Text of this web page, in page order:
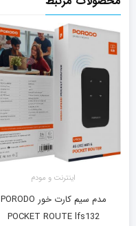
اینترنت و مودم
مدم سیم کارت خور PORODO
POCKET ROUTE lfs132